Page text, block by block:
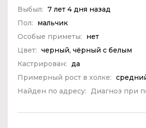
Выбыл: 7 лет 4 дня назад
Пол:
мальчик
Особые приметы:
нет
Цвет: черный, чёрный с белым
Кастрирован:
да
Примерный рост в холке:
Найден по адресу:
Диагноз при